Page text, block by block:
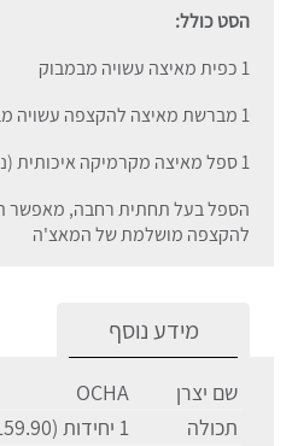
הסט כולל:
1 כפית מאיצה עשויה מבמבוק
1 מברשת מאיצה להקצפה עשויה מבמבוק
1 ספל מאיצה מקרמיקה איכותית (נבדק ואושר ע"י מכון התקנים)
הספל בעל תחתית רחבה, מאפשר
להקצפה מושלמת של המאצ'ה
מידע נוסף
שם יצרן
OCHA
תכולה
1 יחידות (159.90 ₪ ליחידה)